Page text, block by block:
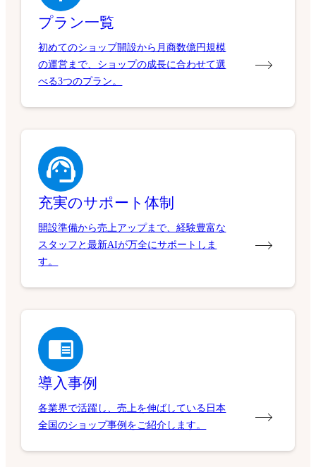
プラン一覧
初めてのショップ開設から月商数億円規模
の運営まで、ショップの成長に合わせて選
べる3つのプラン。
充実のサポート体制
開設準備から売上アップまで、経験豊富な
スタッフと最新AIが万全にサポートしま
す。
導入事例
各業界で活躍し、売上を伸ばしている日本
全国のショップ事例をご紹介します。